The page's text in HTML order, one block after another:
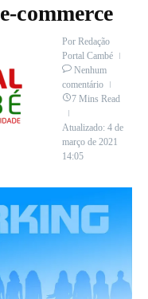
commerce
Por Redação
Portal Cambé
Nenhum
comentário
7 Mins Read
Atualizado: 4 de
março de 2021
14:05